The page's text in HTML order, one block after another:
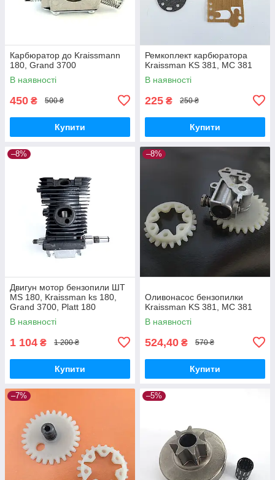
Карбюратор до Kraissmann
180, Grand 3700
В наявності
450 ₴ 500 ₴
Купити
Ремкоплект карбюратора
Kraissman KS 381, МС 381
В наявності
225 ₴ 250 ₴
Купити
–8%
Двигун мотор бензопили ШТ
MS 180, Kraissman ks 180,
Grand 3700, Platt 180
комплект
В наявності
1 104 ₴ 1 200 ₴
Купити
–8%
Оливонасос бензопилки
Kraissman KS 381, МС 381
В наявності
524,40 ₴ 570 ₴
Купити
–7% –5%